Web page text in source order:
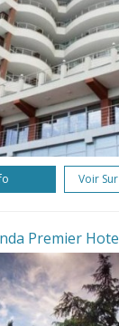
Voir
Premier